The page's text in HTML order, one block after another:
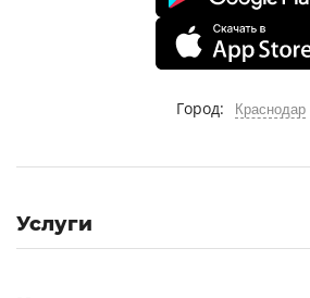
Город: Краснодар
Услуги